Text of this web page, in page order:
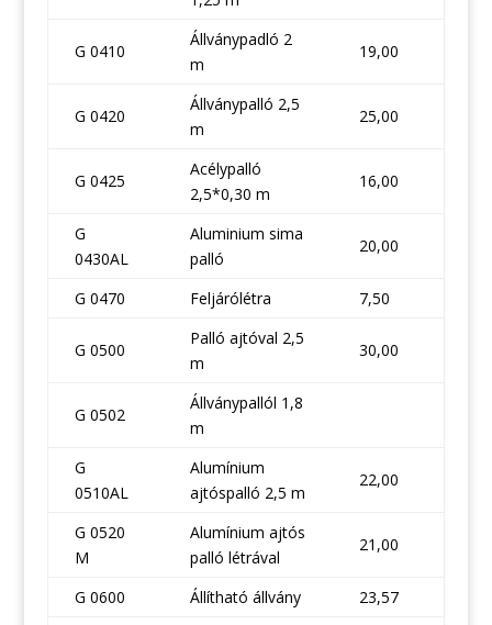
G 0410
Állványpadló 2
m
19,00
G 0420
Állványpalló 2,5
m
25,00
G 0425
Acélypalló
2,5*0,30 m
16,00
G
0430AL
Aluminium sima
palló
20,00
G 0470 Feljárólétra 7,50
G 0500
Palló ajtóval 2,5
m
30,00
G 0502
Állványpallól 1,8
m
G
0510AL
Alumínium
ajtóspalló 2,5 m
22,00
G 0520
M
Alumínium ajtós
palló létrával
21,00
G 0600 Állítható állvány
23,57